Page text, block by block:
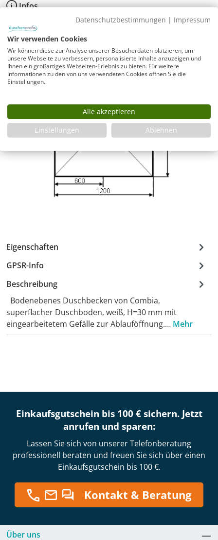
Infos
Fragen zum Artikel
Planungshilfe
Eigenschaften
GPSR-Info
Beschreibung
Bodenebenes Duschbecken von Combia,
superflacher Duschboden, weiß, H=30 mm mit
eingearbeitetem Gefälle zur Ablauföffnung.… Mehr
Einkaufsgutschein bis 100 € sichern. Jetzt
anrufen und sparen:
Lassen Sie sich von unserer Telefonberatung
professionell beraten und freuen Sie sich über einen
Einkaufsgutschein bis 100 €.
Kontakt & Beratung
Über uns
Datenschutzbestimmungen | Impressum
Wir verwenden Cookies
Wir können diese zur Analyse unserer Besucherdaten platzieren, um
unsere Webseite zu verbessern, personalisierte Inhalte anzuzeigen und
Ihnen ein großartiges Webseiten-Erlebnis zu bieten. Für weitere
Informationen zu den von uns verwendeten Cookies öffnen Sie die
Einstellungen.
Alle akzeptieren
Einstellungen
Ablehnen